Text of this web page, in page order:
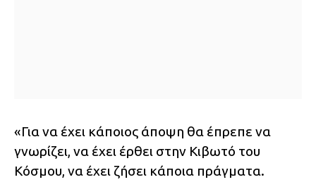
«Για να έχει κάποιος άποψη θα έπρεπε να
γνωρίζει, να έχει έρθει στην Κιβωτό του
Κόσμου, να έχει ζήσει κάποια πράγματα.